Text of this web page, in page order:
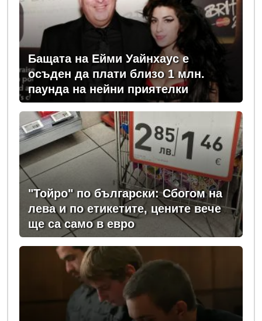
Бащата на Ейми Уайнхаус е
осъден да плати близо 1 млн.
паунда на нейни приятелки
"Тойро" по български: Сбогом на
лева и по етикетите, цените вече
ще са само в евро